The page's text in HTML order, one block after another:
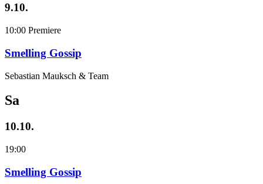
9.10.
10:00 Premiere
Smelling Gossip
Sebastian Mauksch & Team
Sa
10.10.
19:00
Smelling Gossip